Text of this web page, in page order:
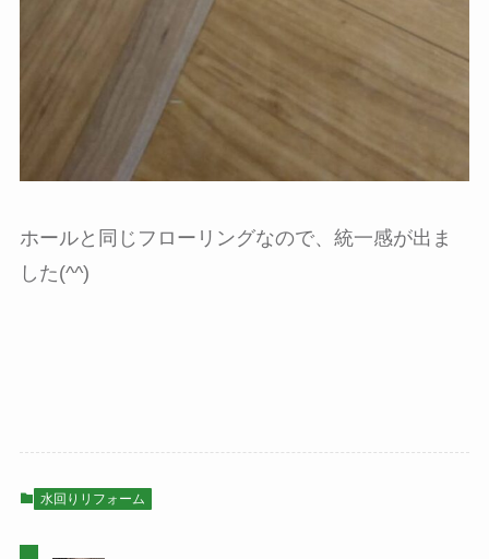
ホールと同じフローリングなので、統一感が出ま
した(^^)
水回りリフォーム